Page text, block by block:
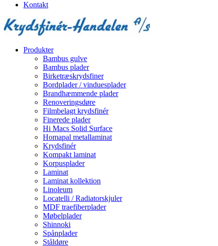
Kontakt
Produkter
Bambus gulve
Bambus plader
Birketræskrydsfiner
Bordplader / vinduesplader
Brandhæmmende plader
Renoveringsdøre
Filmbelagt krydsfinér
Finerede plader
Hi Macs Solid Surface
Homapal metallaminat
Krydsfinér
Kompakt laminat
Korpusplader
Laminat
Laminat kollektion
Linoleum
Locatelli / Radiatorskjuler
MDF traefiberplader
Møbelplader
Shinnoki
Spånplader
Ståldøre